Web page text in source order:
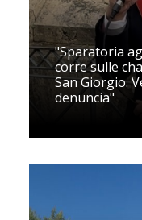
"Sparatoria
corre sulle
San Giorgio.
denuncia"